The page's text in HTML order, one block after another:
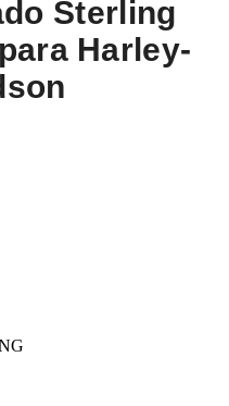
Sterling
Harley-